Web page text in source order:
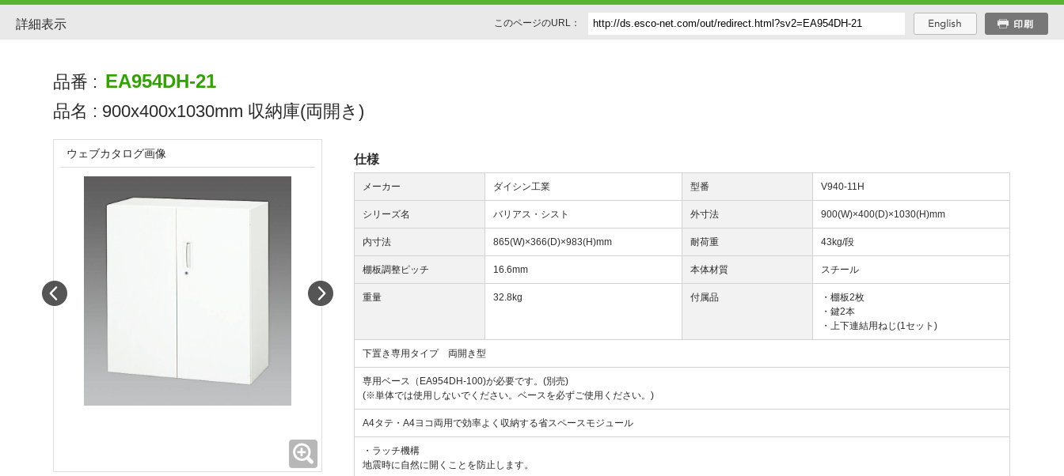
詳細表示 このページのURL：
品番 : EA954DH-21
品名 : 900x400x1030mm 収納庫(両開き)
仕様
メーカー ダイシン工業 型番 V940-11H
シリーズ名 バリアス・シスト 外寸法 900(W)×400(D)×1030(H)mm
内寸法 865(W)×366(D)×983(H)mm 耐荷重 43kg/段
棚板調整ピッチ 16.6mm 本体材質 スチール
重量 32.8kg 付属品
・棚板2枚
・鍵2本
・上下連結用ねじ(1セット)
下置き専用タイプ 両開き型
専用ベース（EA954DH-100)が必要です。(別売)
(※単体では使用しないでください。ベースを必ずご使用ください。)
A4タテ・A4ヨコ両用で効率よく収納する省スペースモジュール
・ラッチ機構
地震時に自然に開くことを防止します。
ウェブカタログ画像